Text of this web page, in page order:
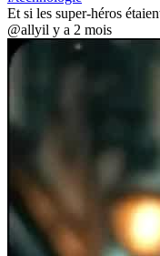
Et si les super-héros
@allyil y a 2 mois